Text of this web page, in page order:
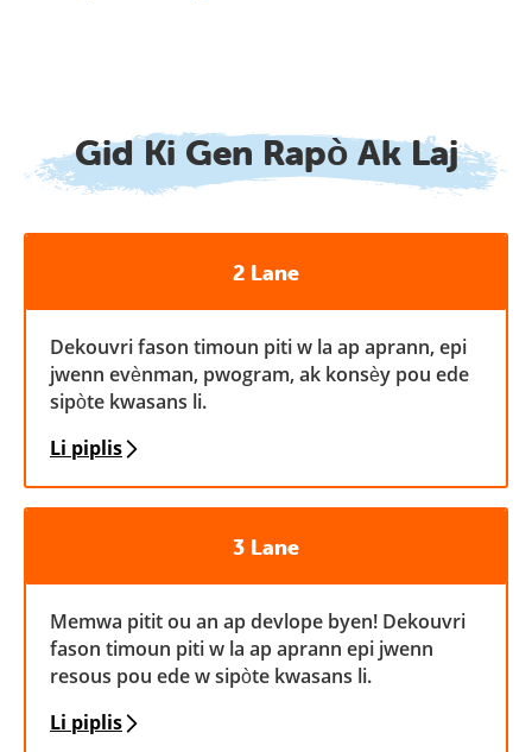
Gid Ki Gen Rapò Ak Laj
2 Lane
Dekouvri fason timoun piti w la ap aprann, epi
jwenn evènman, pwogram, ak konsèy pou ede
sipòte kwasans li.
Li piplis
3 Lane
Memwa pitit ou an ap devlope byen! Dekouvri
fason timoun piti w la ap aprann epi jwenn
resous pou ede w sipòte kwasans li.
Li piplis